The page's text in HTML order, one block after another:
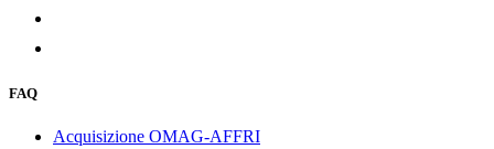
FAQ
Acquisizione OMAG-AFFRI